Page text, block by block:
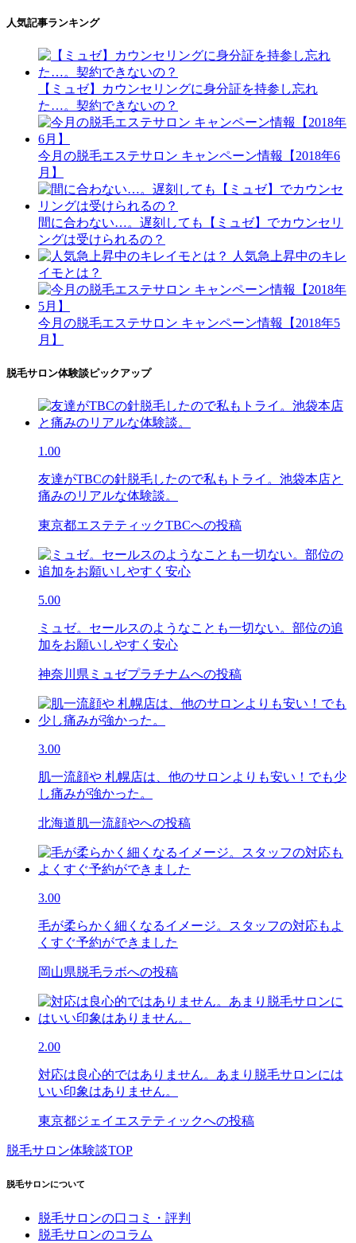
人気記事ランキング
【ミュゼ】カウンセリングに身分証を持参し忘れ
た…。契約できないの？
今月の脱毛エステサロン キャンペーン情報【2018年6
月】
間に合わない…。遅刻しても【ミュゼ】でカウンセリ
ングは受けられるの？
人気急上昇中のキレ
イモとは？
今月の脱毛エステサロン キャンペーン情報【2018年5
月】
脱毛サロン体験談ピックアップ
1.00
友達がTBCの針脱毛したので私もトライ。池袋本店と
痛みのリアルな体験談。
東京都エステティックTBCへの投稿
5.00
ミュゼ。セールスのようなことも一切ない。部位の追
加をお願いしやすく安心
神奈川県ミュゼプラチナムへの投稿
3.00
肌一流顔や 札幌店は、他のサロンよりも安い！でも少
し痛みが強かった。
北海道肌一流顔やへの投稿
3.00
毛が柔らかく細くなるイメージ。スタッフの対応もよ
くすぐ予約ができました
岡山県脱毛ラボへの投稿
2.00
対応は良心的ではありません。あまり脱毛サロンには
いい印象はありません。
東京都ジェイエステティックへの投稿
脱毛サロン体験談TOP
脱毛サロンについて
脱毛サロンの口コミ・評判
脱毛サロンのコラム